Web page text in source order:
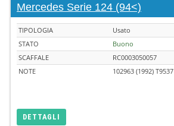
Mercedes Serie 124 (94<)
TIPOLOGIA
Usato
STATO
Buono
SCAFFALE
RC0003050057
NOTE
102963 (1992) T9537
DETTAGLI